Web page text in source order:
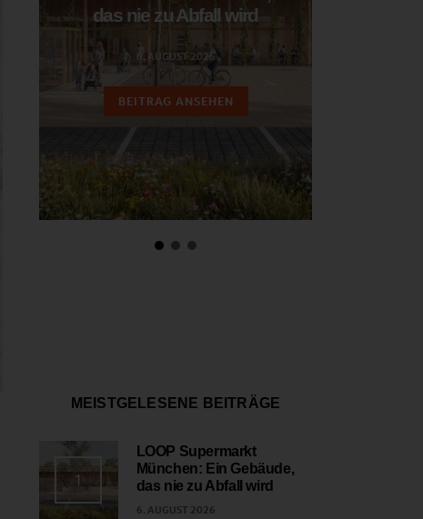
das nie zu Abfall wird
6. AUGUST 2026
BEITRAG ANSEHEN
MEISTGELESENE BEITRÄGE
1
LOOP Supermarkt
München: Ein Gebäude,
das nie zu Abfall wird
6. AUGUST 2026